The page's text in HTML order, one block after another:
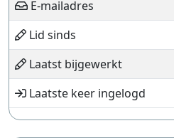
E-mailadres
Lid sinds
Laatst bijgewerkt
Laatste keer ingelogd